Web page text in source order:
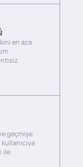
en aza
geçmişe
ile